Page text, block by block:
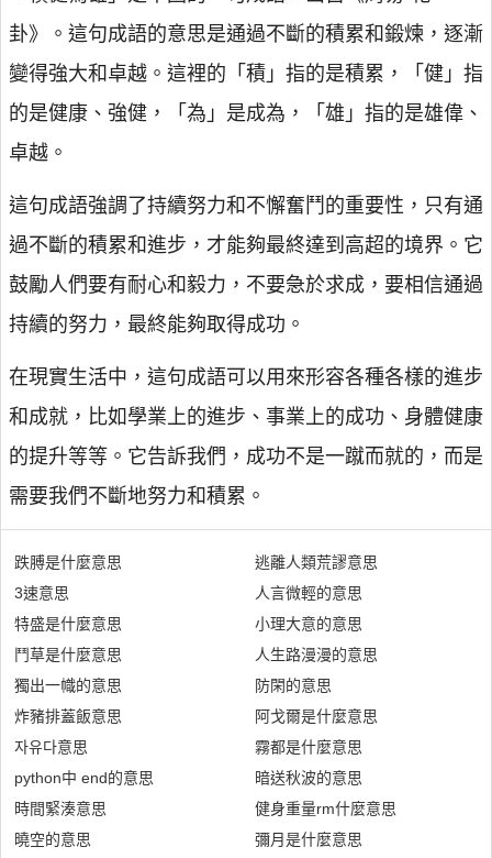
卦》。這句成語的意思是通過不斷的積累和鍛煉，逐漸
變得強大和卓越。這裡的「積」指的是積累，「健」指
的是健康、強健，「為」是成為，「雄」指的是雄偉、
卓越。
這句成語強調了持續努力和不懈奮鬥的重要性，只有通
過不斷的積累和進步，才能夠最終達到高超的境界。它
鼓勵人們要有耐心和毅力，不要急於求成，要相信通過
持續的努力，最終能夠取得成功。
在現實生活中，這句成語可以用來形容各種各樣的進步
和成就，比如學業上的進步、事業上的成功、身體健康
的提升等等。它告訴我們，成功不是一蹴而就的，而是
需要我們不斷地努力和積累。
跌膊是什麼意思
3速意思
特盛是什麼意思
鬥草是什麼意思
獨出一幟的意思
炸豬排蓋飯意思
자유다意思
python中 end的意思
時間緊湊意思
曉空的意思
逃離人類荒謬意思
人言微輕的意思
小理大意的意思
人生路漫漫的意思
防閑的意思
阿戈爾是什麼意思
霧都是什麼意思
暗送秋波的意思
健身重量rm什麼意思
彌月是什麼意思